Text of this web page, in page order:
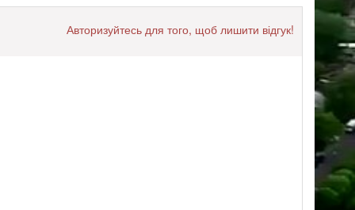
Авторизуйтесь для того, щоб лишити відгук!